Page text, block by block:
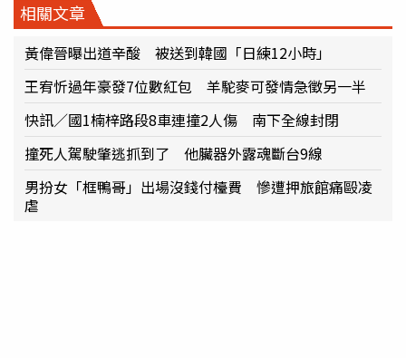
相關文章
黃偉晉曝出道辛酸 被送到韓國「日練12小時」
王宥忻過年豪發7位數紅包 羊駝麥可發情急徵另一半
快訊／國1楠梓路段8車連撞2人傷 南下全線封閉
撞死人駕駛肇逃抓到了 他臟器外露魂斷台9線
男扮女「框鴨哥」出場沒錢付檯費 慘遭押旅館痛毆凌
虐